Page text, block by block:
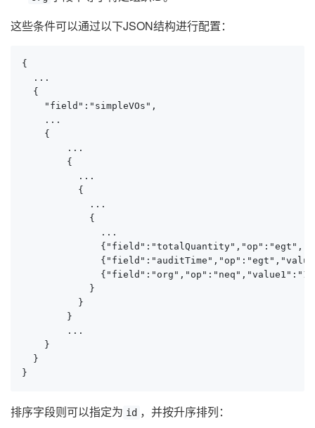
这些条件可以通过以下JSON结构进行配置：
{
  ...
  {
    "field":"simpleVOs",
    ...
    {
        ...
        {
          ...
          {
            ...
            {
              ...
            }
          }
        }
        ...
    }
  }
}
排序字段则可以指定为 id ，并按升序排列：